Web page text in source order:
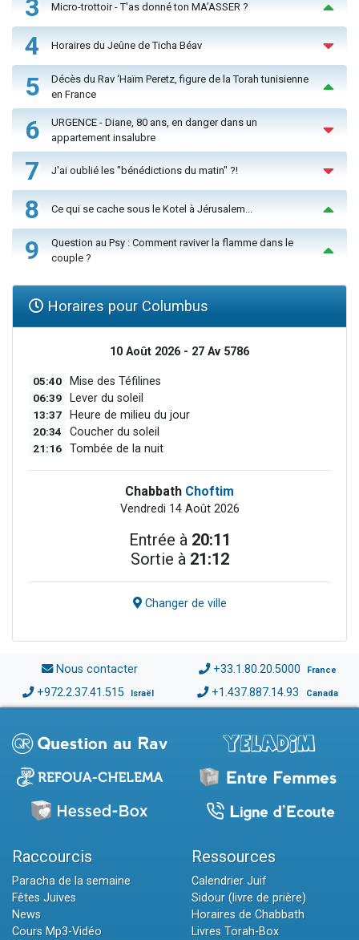
3 Micro-trottoir - T'as donné ton MA’ASSER ?
4 Horaires du Jeûne de Ticha Béav
5
Décès du Rav ‘Haïm Peretz, figure de la Torah tunisienne
en France
6
URGENCE - Diane, 80 ans, en danger dans un
appartement insalubre
7 J'ai oublié les "bénédictions du matin" ?!
8 Ce qui se cache sous le Kotel à Jérusalem...
9
Question au Psy : Comment raviver la flamme dans le
couple ?
Horaires pour Columbus
10 Août 2026 - 27 Av 5786
05:40 Mise des Téfilines
06:39 Lever du soleil
13:37 Heure de milieu du jour
20:34 Coucher du soleil
21:16 Tombée de la nuit
Chabbath Choftim
Vendredi 14 Août 2026
Entrée à 20:11
Sortie à 21:12
Changer de ville
Nous contacter +33.1.80.20.5000 France
+972.2.37.41.515 Israël +1.437.887.14.93 Canada
Raccourcis
Paracha de la semaine
Fêtes Juives
News
Cours Mp3-Vidéo
Ressources
Calendrier Juif
Sidour (livre de prière)
Horaires de Chabbath
Livres Torah-Box